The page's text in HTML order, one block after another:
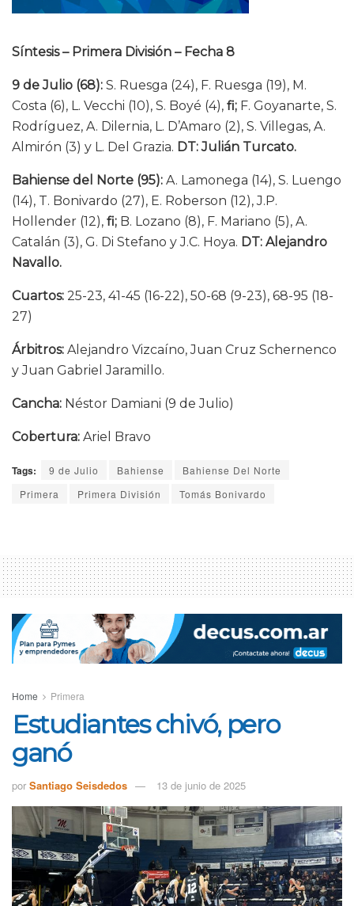
Síntesis – Primera División – Fecha 8
9 de Julio (68): S. Ruesga (24), F. Ruesga (19), M.
Costa (6), L. Vecchi (10), S. Boyé (4), fi; F. Goyanarte, S.
Rodríguez, A. Dilernia, L. D’Amaro (2), S. Villegas, A.
Almirón (3) y L. Del Grazia. DT: Julián Turcato.
Bahiense del Norte (95): A. Lamonega (14), S. Luengo
(14), T. Bonivardo (27), E. Roberson (12), J.P.
Hollender (12), fi; B. Lozano (8), F. Mariano (5), A.
Catalán (3), G. Di Stefano y J.C. Hoya. DT: Alejandro
Navallo.
Cuartos: 25-23, 41-45 (16-22), 50-68 (9-23), 68-95 (18-
27)
Árbitros: Alejandro Vizcaíno, Juan Cruz Schernenco
y Juan Gabriel Jaramillo.
Cancha: Néstor Damiani (9 de Julio)
Cobertura: Ariel Bravo
Tags: 9 de Julio Bahiense
Bahiense Del Norte
Primera
Primera División Tomás Bonivardo
Home Primera
Estudiantes chivó, pero
ganó
por Santiago Seisdedos 13 de junio de 2025